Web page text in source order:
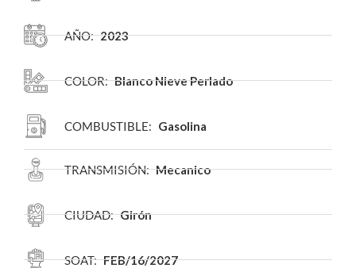
AÑO: 2023
COLOR: Blanco Nieve Perlado
COMBUSTIBLE: Gasolina
TRANSMISIÓN: Mecanico
CIUDAD: Girón
SOAT: FEB/16/2027